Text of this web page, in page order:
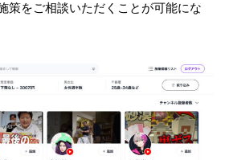
策をご相談いただくことが可能にな